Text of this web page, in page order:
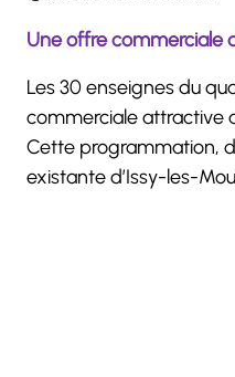
Une offre commerciale
Les 30 enseignes du
commerciale attractive
Cette programmation,
existante d’Issy-les-